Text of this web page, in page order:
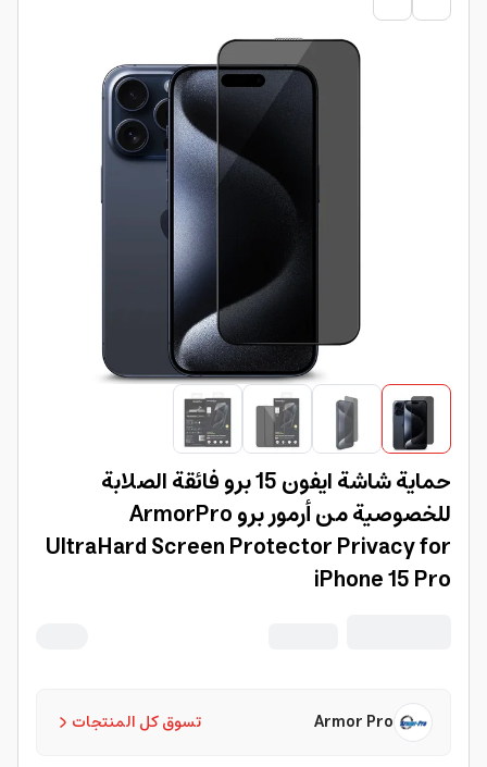
حماية شاشة ايفون 15 برو فائقة الصلابة
للخصوصية من أرمور برو ArmorPro
UltraHard Screen Protector Privacy for
iPhone 15 Pro
تسوق كل المنتجات Armor Pro